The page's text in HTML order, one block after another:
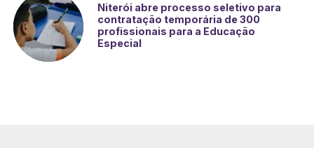
Niterói abre processo seletivo para
contratação temporária de 300
profissionais para a Educação
Especial